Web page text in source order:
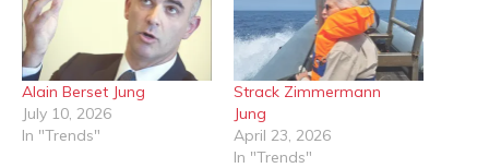
Alain Berset Jung
July 10, 2026
In "Trends"
Strack Zimmermann
Jung
April 23, 2026
In "Trends"